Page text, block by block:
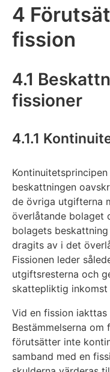
4
fission
4.1
fissioner
4.1.1
beskattningen
de övriga utgifterna
överlåtande bolaget
bolagets
dragits av i det
Fissionen leder
utgiftsresterna och
skattepliktig
Vid en fission
Bestämmelserna om
förutsätter inte
samband med en